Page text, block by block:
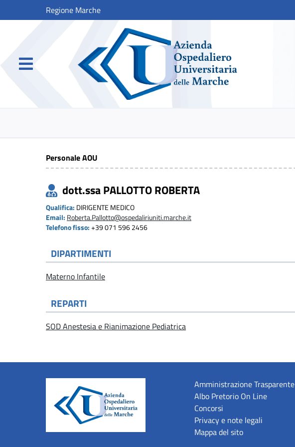
Regione Marche
Personale AOU
dott.ssa PALLOTTO ROBERTA
Qualifica: DIRIGENTE MEDICO
Email: Roberta.Pallotto@ospedaliriuniti.marche.it
Telefono fisso: +39 071 596 2456
DIPARTIMENTI
Materno Infantile
REPARTI
SOD Anestesia e Rianimazione Pediatrica
Amministrazione Trasparente
Albo Pretorio On Line
Concorsi
Privacy e note legali
Mappa del sito